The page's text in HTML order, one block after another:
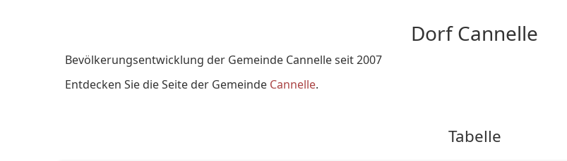
Dorf Cannelle
Bevölkerungsentwicklung der Gemeinde Cannelle seit 2007
Entdecken Sie die Seite der Gemeinde Cannelle.
Tabelle